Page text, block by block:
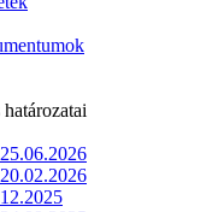
25.06.2026
20.02.2026